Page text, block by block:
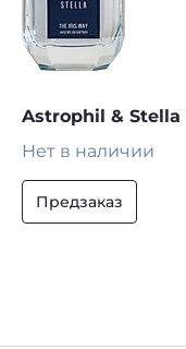
Astrophil & Stella
Нет в наличии
Предзаказ